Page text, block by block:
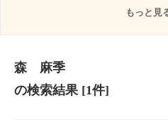
もっと見
森 麻季
の検索結果[1件]